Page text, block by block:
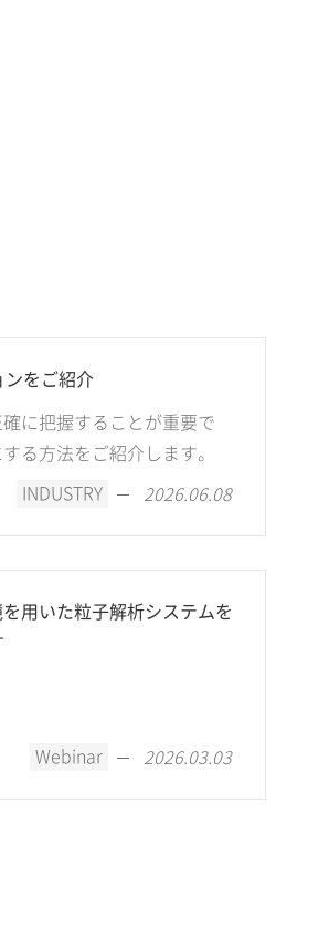
ンをご紹介
に把握することが重要で
る方法をご紹介します。
INDUSTRY 2026.06.08
用いた粒子解析システムを
Webinar 2026.03.03